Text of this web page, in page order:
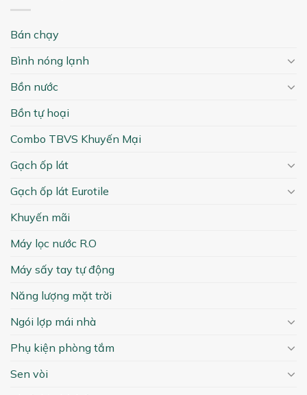
Bán chạy
Bình nóng lạnh
Bồn nước
Bồn tự hoại
Combo TBVS Khuyến Mại
Gạch ốp lát
Gạch ốp lát Eurotile
Khuyến mãi
Máy lọc nước R.O
Máy sấy tay tự động
Năng lượng mặt trời
Ngói lợp mái nhà
Phụ kiện phòng tắm
Sen vòi